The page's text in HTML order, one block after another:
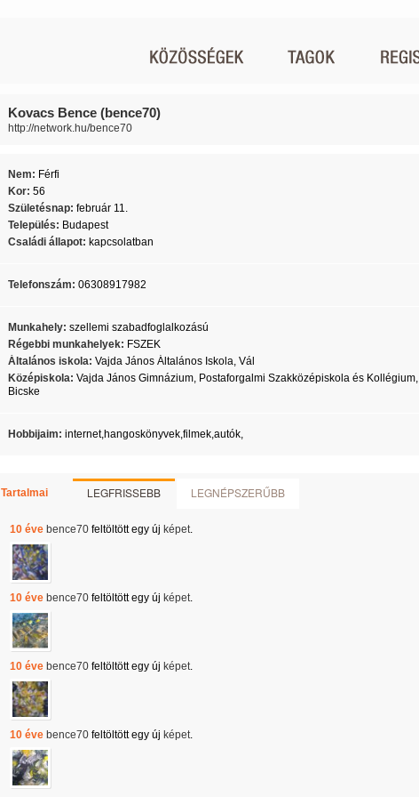
Kovacs Bence (bence70)
http://network.hu/bence70
Nem: Férfi
Kor: 56
Születésnap: február 11.
Település: Budapest
Családi állapot: kapcsolatban
Telefonszám: 06308917982
Munkahely: szellemi szabadfoglalkozású
Régebbi munkahelyek: FSZEK
Általános iskola: Vajda János Általános Iskola, Vál
Középiskola: Vajda János Gimnázium, Postaforgalmi Szakközépiskola és Kollégium,
Bicske
Hobbijaim: internet,hangoskönyvek,filmek,autók,
Tartalmai LEGFRISSEBB LEGNÉPSZERŰBB
10 éve bence70feltöltött egy új képet.
10 éve bence70feltöltött egy új képet.
10 éve bence70feltöltött egy új képet.
10 éve bence70feltöltött egy új képet.